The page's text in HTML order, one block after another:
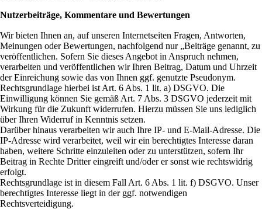
Nutzerbeiträge, Kommentare und Bewertungen
Wir bieten Ihnen an, auf unseren Internetseiten Fragen, Antworten,
Meinungen oder Bewertungen, nachfolgend nur „Beiträge genannt, zu
veröffentlichen. Sofern Sie dieses Angebot in Anspruch nehmen,
verarbeiten und veröffentlichen wir Ihren Beitrag, Datum und Uhrzeit
der Einreichung sowie das von Ihnen ggf. genutzte Pseudonym.
Rechtsgrundlage hierbei ist Art. 6 Abs. 1 lit. a) DSGVO. Die
Einwilligung können Sie gemäß Art. 7 Abs. 3 DSGVO jederzeit mit
Wirkung für die Zukunft widerrufen. Hierzu müssen Sie uns lediglich
über Ihren Widerruf in Kenntnis setzen.
Darüber hinaus verarbeiten wir auch Ihre IP- und E-Mail-Adresse. Die
IP-Adresse wird verarbeitet, weil wir ein berechtigtes Interesse daran
haben, weitere Schritte einzuleiten oder zu unterstützen, sofern Ihr
Beitrag in Rechte Dritter eingreift und/oder er sonst wie rechtswidrig
erfolgt.
Rechtsgrundlage ist in diesem Fall Art. 6 Abs. 1 lit. f) DSGVO. Unser
berechtigtes Interesse liegt in der ggf. notwendigen
Rechtsverteidigung.